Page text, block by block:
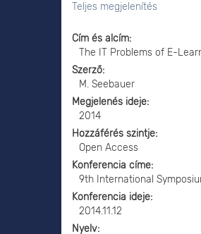
Teljes megjelenítés
Cím és alcím
The IT Problems of E-
Szerző
M. Seebauer
Megjelenés ideje
2014
Hozzáférés szintje
Open Access
Konferencia címe
9th International
Konferencia ideje
2014.11.12
Nyelv